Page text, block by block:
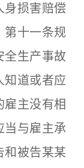
损害赔偿
第十一条规
全生产事故
知道或者应
主没有相
当与雇主承
和被告某某